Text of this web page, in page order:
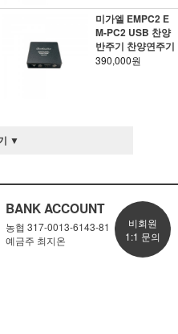
미가엘 EMPC2 E
M-PC2 USB 찬양
반주기 찬양연주기
390,000원
▼
BANK ACCOUNT
농협 317-0013-6143-81
예금주 최지온
비회원
1:1 문의